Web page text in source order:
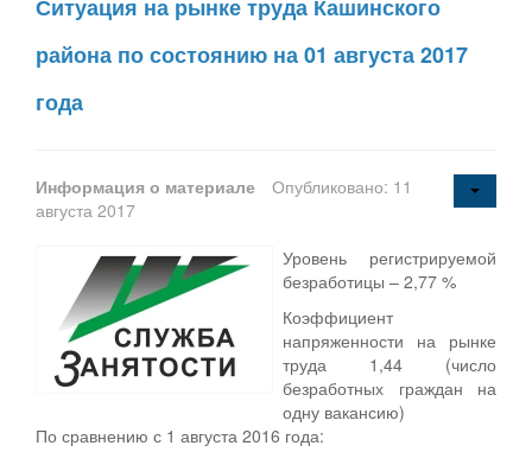
Ситуация на рынке труда Кашинского
района по состоянию на 01 августа 2017
года
Информация о материале
Опубликовано: 11
августа 2017
Уровень регистрируемой
безработицы – 2,77 %
Коэффициент
напряженности на рынке
труда 1,44 (число
безработных граждан на
одну вакансию)
По сравнению с 1 августа 2016 года: